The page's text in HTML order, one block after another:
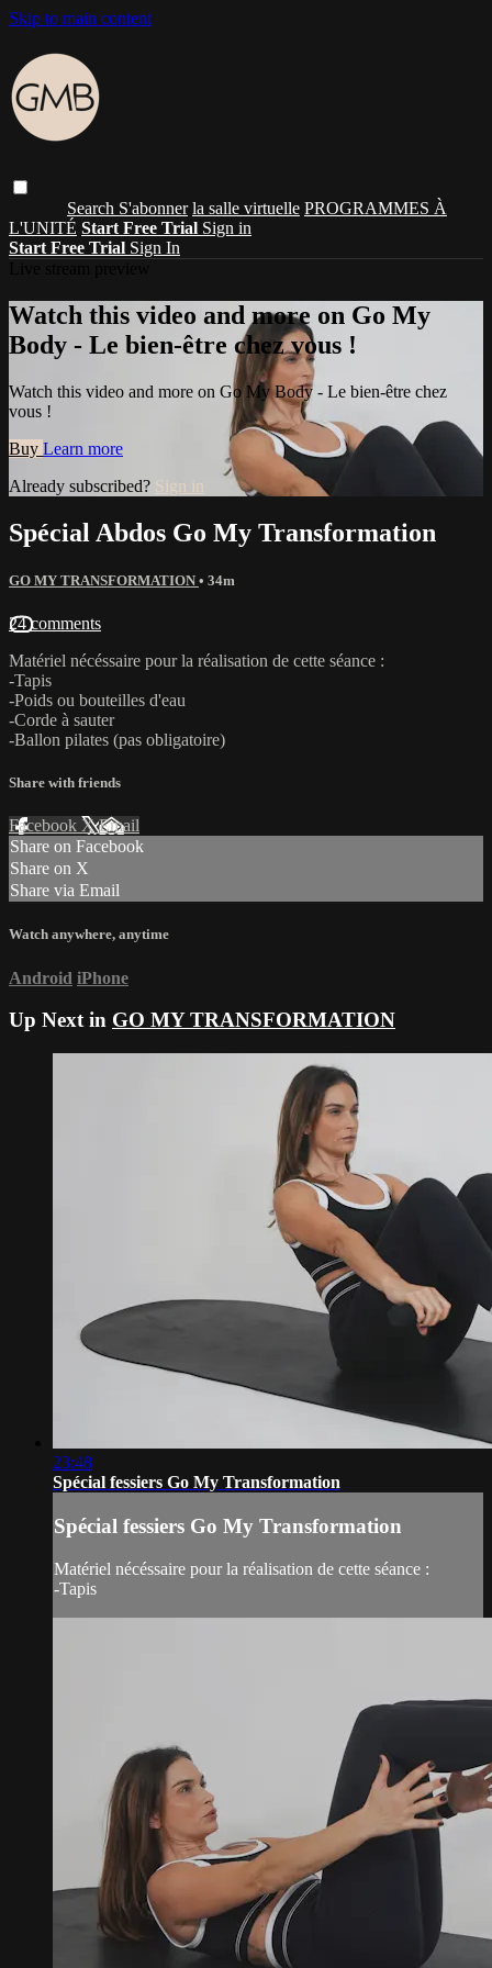
Skip to main content
Search S'abonner la salle virtuelle PROGRAMMES À
L'UNITÉ Start Free Trial Sign in
Start Free Trial Sign In
Watch this video and more on Go My
Body - Le bien-être chez vous !
Watch this video and more on Go My Body - Le bien-être chez
vous !
Buy Learn more
Already subscribed? Sign in
Spécial Abdos Go My Transformation
GO MY TRANSFORMATION • 34m
24 comments
Matériel nécéssaire pour la réalisation de cette séance :
-Tapis
-Poids ou bouteilles d'eau
-Corde à sauter
-Ballon pilates (pas obligatoire)
Share with friends
Facebook XEmail
Share on Facebook
Share on X
Share via Email
Watch anywhere, anytime
Android iPhone
Up Next in GO MY TRANSFORMATION
23:48
Spécial fessiers Go My Transformation
Spécial fessiers Go My Transformation
Matériel nécéssaire pour la réalisation de cette séance :
-Tapis